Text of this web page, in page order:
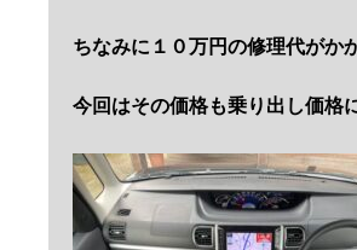
ちなみに１０万円の修理代がか
今回はその価格も乗り出し価格